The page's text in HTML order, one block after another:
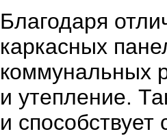
Благодаря
каркасных
коммунальных
и утепление.
и